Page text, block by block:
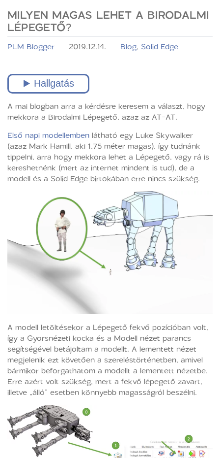
MILYEN MAGAS LEHET A BIRODALMI
LÉPEGETŐ?
PLM Blogger 2019.12.14. Blog, Solid Edge
A mai blogban arra a kérdésre keresem a választ, hogy
mekkora a Birodalmi Lépegető, azaz az AT-AT.
Első napi modellemben látható egy Luke Skywalker
(azaz Mark Hamill, aki 1,75 méter magas), így tudnánk
tippelni, arra hogy mekkora lehet a Lépegető, vagy rá is
kereshetnénk (mert az internet mindent is tud), de a
modell és a Solid Edge birtokában erre nincs szükség.
A modell letöltésekor a Lépegető fekvő pozícióban volt,
így a Gyorsnézeti kocka és a Modell nézet parancs
segítségével betájoltam a modellt. A lementett nézet
megjelenik ezt követően a szereléstörténetben, amivel
bármikor beforgathatom a modellt a lementett nézetbe.
Erre azért volt szükség, mert a fekvő lépegető zavart,
illetve „álló” esetben könnyebb magasságról beszélni.